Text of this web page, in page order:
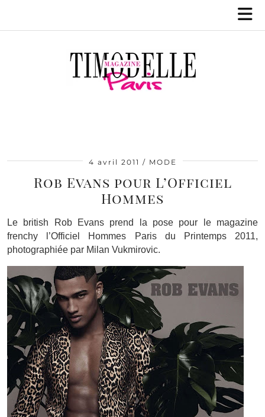
4 avril 2011 MODE
Rob Evans pour L’Officiel
Hommes
Le british Rob Evans prend la pose pour le magazine
frenchy l’Officiel Hommes Paris du Printemps 2011,
photographiée par Milan Vukmirovic.